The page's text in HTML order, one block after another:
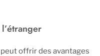
offrir des avantages